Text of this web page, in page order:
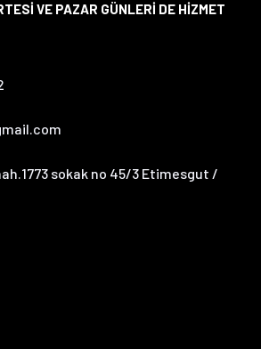
VE PAZAR GÜNLERİ DE HİZMET
sokak no 45/3 Etimesgut /